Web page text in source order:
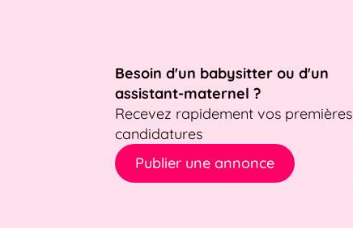
Besoin d'un babysitter ou d'un
assistant-maternel ?
Recevez rapidement vos premières
candidatures
Publier une annonce